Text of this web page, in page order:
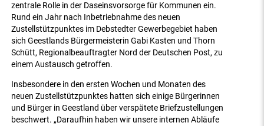
zentrale Rolle in der Daseinsvorsorge für Kommunen ein.
Rund ein Jahr nach Inbetriebnahme des neuen
Zustellstützpunktes im Debstedter Gewerbegebiet haben
sich Geestlands Bürgermeisterin Gabi Kasten und Thorn
Schütt, Regionalbeauftragter Nord der Deutschen Post, zu
einem Austausch getroffen.
Insbesondere in den ersten Wochen und Monaten des
neuen Zustellstützpunktes hatten sich einige Bürgerinnen
und Bürger in Geestland über verspätete Briefzustellungen
beschwert. „Daraufhin haben wir unsere internen Abläufe